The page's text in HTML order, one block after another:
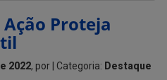
Proteja
2022, por | Categoria: Destaque